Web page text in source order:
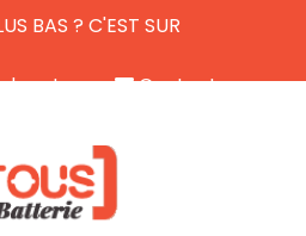
BAS ? C'EST SUR
retour
Contactez-nous